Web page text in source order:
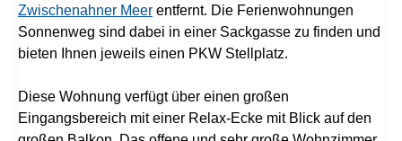
Zwischenahner Meer entfernt. Die Ferienwohnungen
Sonnenweg sind dabei in einer Sackgasse zu finden und
bieten Ihnen jeweils einen PKW Stellplatz.
Diese Wohnung verfügt über einen großen
Eingangsbereich mit einer Relax-Ecke mit Blick auf den